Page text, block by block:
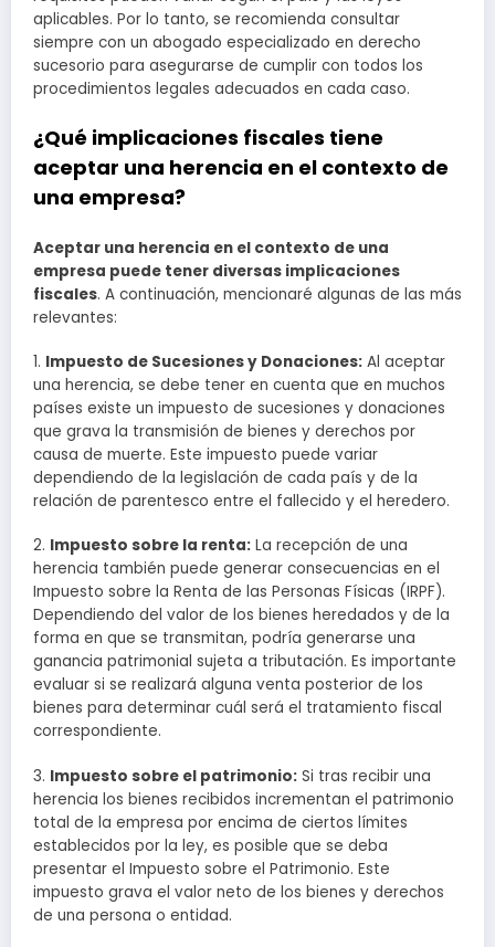
aplicables. Por lo tanto, se recomienda consultar
siempre con un abogado especializado en derecho
sucesorio para asegurarse de cumplir con todos los
procedimientos legales adecuados en cada caso.
¿Qué implicaciones fiscales tiene
aceptar una herencia en el contexto de
una empresa?
Aceptar una herencia en el contexto de una
empresa puede tener diversas implicaciones
fiscales. A continuación, mencionaré algunas de las más
relevantes:
1. Impuesto de Sucesiones y Donaciones: Al aceptar
una herencia, se debe tener en cuenta que en muchos
países existe un impuesto de sucesiones y donaciones
que grava la transmisión de bienes y derechos por
causa de muerte. Este impuesto puede variar
dependiendo de la legislación de cada país y de la
relación de parentesco entre el fallecido y el heredero.
2. Impuesto sobre la renta: La recepción de una
herencia también puede generar consecuencias en el
Impuesto sobre la Renta de las Personas Físicas (IRPF).
Dependiendo del valor de los bienes heredados y de la
forma en que se transmitan, podría generarse una
ganancia patrimonial sujeta a tributación. Es importante
evaluar si se realizará alguna venta posterior de los
bienes para determinar cuál será el tratamiento fiscal
correspondiente.
3. Impuesto sobre el patrimonio: Si tras recibir una
herencia los bienes recibidos incrementan el patrimonio
total de la empresa por encima de ciertos límites
establecidos por la ley, es posible que se deba
presentar el Impuesto sobre el Patrimonio. Este
impuesto grava el valor neto de los bienes y derechos
de una persona o entidad.